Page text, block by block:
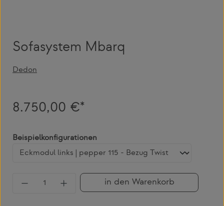
Sofasystem Mbarq
Dedon
8.750,00 €*
Beispielkonfigurationen
Produkt Anzahl: Gib den gewünschten
in den Warenkorb